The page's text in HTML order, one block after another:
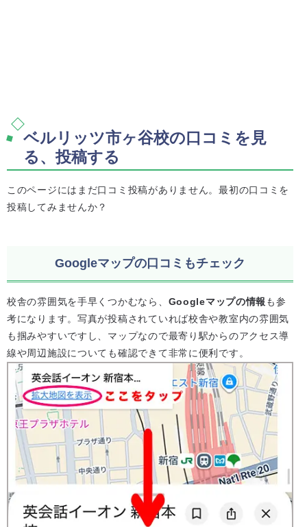
ベルリッツ市ヶ谷校の口コミを見
る、投稿する
このページにはまだ口コミ投稿がありません。最初の口コミを
投稿してみませんか？
Googleマップの口コミもチェック
校舎の雰囲気を手早くつかむなら、 Googleマップの情報 も参
考になります。写真が投稿されていれば校舎や教室内の雰囲気
も掴みやすいですし、マップなので最寄り駅からのアクセス導
線や周辺施設についても確認できて非常に便利です。